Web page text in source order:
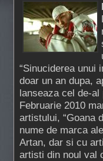
“Sinuciderea unui
doar un an dupa,
lanseaza cel de-al
Februarie 2010
artistului, “Goana
nume de marca
Artan, dar si cu
artisti din noul val